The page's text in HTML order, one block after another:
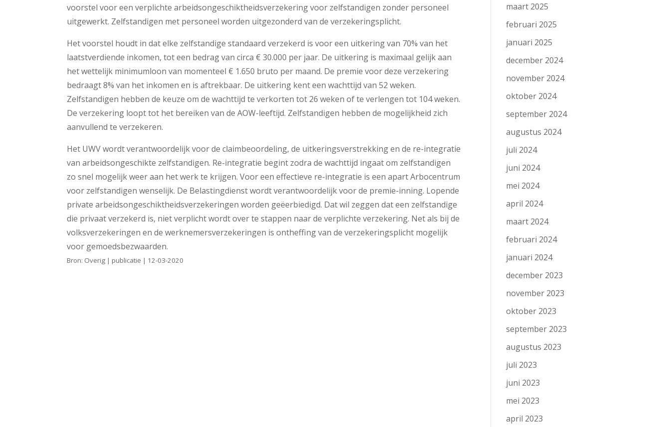
voorstel voor een verplichte arbeidsongeschiktheidsverzekering voor zelfstandigen zonder personeel
uitgewerkt. Zelfstandigen met personeel worden uitgezonderd van de verzekeringsplicht.
Het voorstel houdt in dat elke zelfstandige standaard verzekerd is voor een uitkering van 70% van het
laatstverdiende inkomen, tot een bedrag van circa € 30.000 per jaar. De uitkering is maximaal gelijk aan
het wettelijk minimumloon van momenteel € 1.650 bruto per maand. De premie voor deze verzekering
bedraagt 8% van het inkomen en is aftrekbaar. De uitkering kent een wachttijd van 52 weken.
Zelfstandigen hebben de keuze om de wachttijd te verkorten tot 26 weken of te verlengen tot 104 weken.
De verzekering loopt tot het bereiken van de AOW-leeftijd. Zelfstandigen hebben de mogelijkheid zich
aanvullend te verzekeren.
Het UWV wordt verantwoordelijk voor de claimbeoordeling, de uitkeringsverstrekking en de re-integratie
van arbeidsongeschikte zelfstandigen. Re-integratie begint zodra de wachttijd ingaat om zelfstandigen
zo snel mogelijk weer aan het werk te krijgen. Voor een effectieve re-integratie is een apart Arbocentrum
voor zelfstandigen wenselijk. De Belastingdienst wordt verantwoordelijk voor de premie-inning. Lopende
private arbeidsongeschiktheidsverzekeringen worden geëerbiedigd. Dat wil zeggen dat een zelfstandige
die privaat verzekerd is, niet verplicht wordt over te stappen naar de verplichte verzekering. Net als bij de
volksverzekeringen en de werknemersverzekeringen is ontheffing van de verzekeringsplicht mogelijk
voor gemoedsbezwaarden.
Bron: Overig | publicatie | 12-03-2020
maart 2025
februari 2025
januari 2025
december 2024
november 2024
oktober 2024
september 2024
augustus 2024
juli 2024
juni 2024
mei 2024
april 2024
maart 2024
februari 2024
januari 2024
december 2023
november 2023
oktober 2023
september 2023
augustus 2023
juli 2023
juni 2023
mei 2023
april 2023